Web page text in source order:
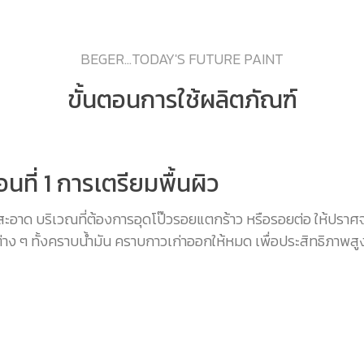
BEGER...TODAY'S FUTURE PAINT
ขั้นตอนการใช้ผลิตภัณฑ์
ที่ 1 การเตรียมพื้นผิว
ะอาด บริเวณที่ต้องการอุดโป๊วรอยแตกร้าว หรือรอยต่อ ให้ปราศ
ง ๆ ทั้งคราบน้ำมัน คราบกาวเก่าออกให้หมด เพื่อประสิทธิภาพ